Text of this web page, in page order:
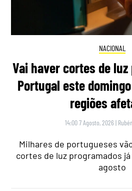
NACIONAL
Vai haver cortes de
Portugal este
regiões
14:00 7 Agosto, 2026 |
Milhares de portugueses
cortes de luz programados
agosto